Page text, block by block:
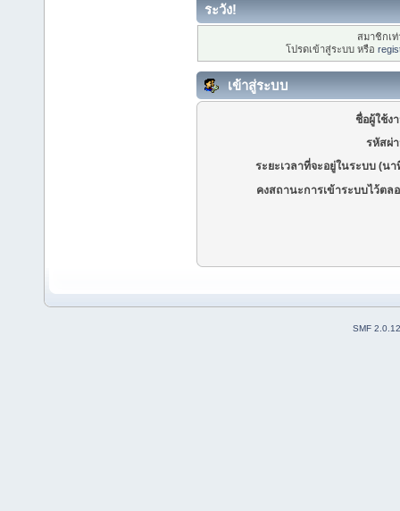
ระวัง!
สมาชิกเ
โปรดเข้าสู่ระบบ หรือ
เข้าสู่ระบบ
ชื่อผู้ใช้ง
รหัสผ่
ระยะเวลาที่จะอยู่ในระบบ (นา
คงสถานะการเข้าระบบไว้ตล
SMF 2.0.12